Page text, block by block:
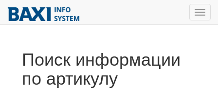
Поиск информации
по артикулу